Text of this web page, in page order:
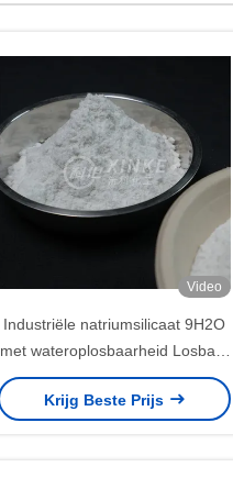
Video
Industriële natriumsilicaat 9H2O
met wateroplosbaarheid Losbaar
en 54% kristalwater
Krijg Beste Prijs